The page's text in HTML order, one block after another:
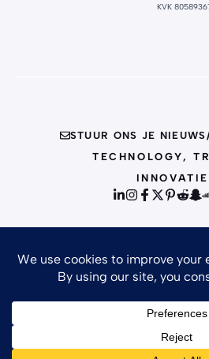
KVK
STUUR ONS JE
TECHNOLOGY,
©
TERMS OF